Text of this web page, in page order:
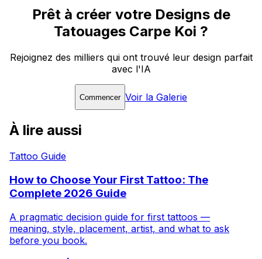
Prêt à créer votre Designs de
Tatouages Carpe Koi ?
Rejoignez des milliers qui ont trouvé leur design parfait
avec l'IA
Commencer Voir la Galerie
À lire aussi
Tattoo Guide
How to Choose Your First Tattoo: The
Complete 2026 Guide
A pragmatic decision guide for first tattoos —
meaning, style, placement, artist, and what to ask
before you book.